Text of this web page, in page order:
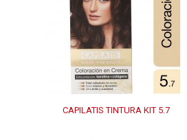
CAPILATIS TINTURA KIT 5.7